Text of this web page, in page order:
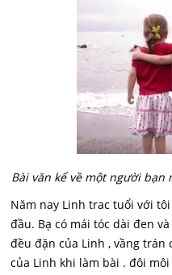
Bài văn kể về một người
Năm nay Linh trac tuổi với
đầu. Bạ có mái tóc dài đen
đều đặn của Linh , vầng trán
của Linh khi làm bài . đôi